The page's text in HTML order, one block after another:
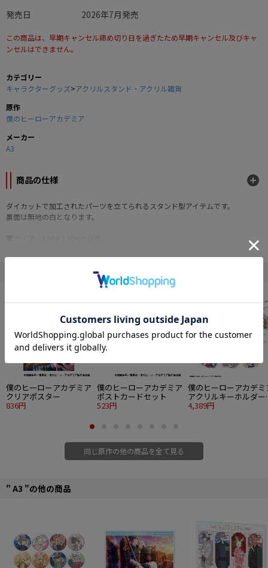
発売日
2026年7月発売
この商品は、早期キャンセル締め切り日を過ぎたため早期キャンセル及びキャ
ンセルはできません。
カテゴリー
キャラクターグッズ>アクリルスタンド・アクリル雑貨
原作
僕のヒーローアカデミア
メーカー
A3
商品の仕様
ダイカットで加工されたパーツを立てられるスタンド型アイテムです。
裏面は無地の白となります。
©堀越耕平／集英社・僕のヒーローアカデミア製作委員会
" 僕のヒーローアカデミア "の他の商品
僕のヒーローアカデミア
クリアポスター
836円
僕のヒーローアカデミア
ポストカードセット
523円
僕のヒーローアカデミ
アクリルキーホルダー
レクション ぬいパル
4,389円
同じ原作の他の商品を全て見る
" A3 "の他の商品